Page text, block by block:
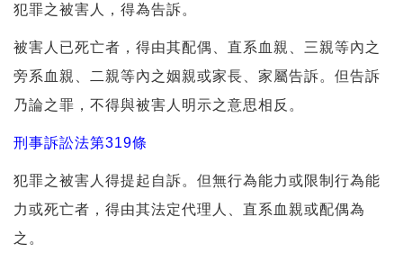
犯罪之被害人，得為告訴。
被害人已死亡者，得由其配偶、直系血親、三親等內之
旁系血親、二親等內之姻親或家長、家屬告訴。但告訴
乃論之罪，不得與被害人明示之意思相反。
刑事訴訟法第319條
犯罪之被害人得提起自訴。但無行為能力或限制行為能
力或死亡者，得由其法定代理人、直系血親或配偶為
之。